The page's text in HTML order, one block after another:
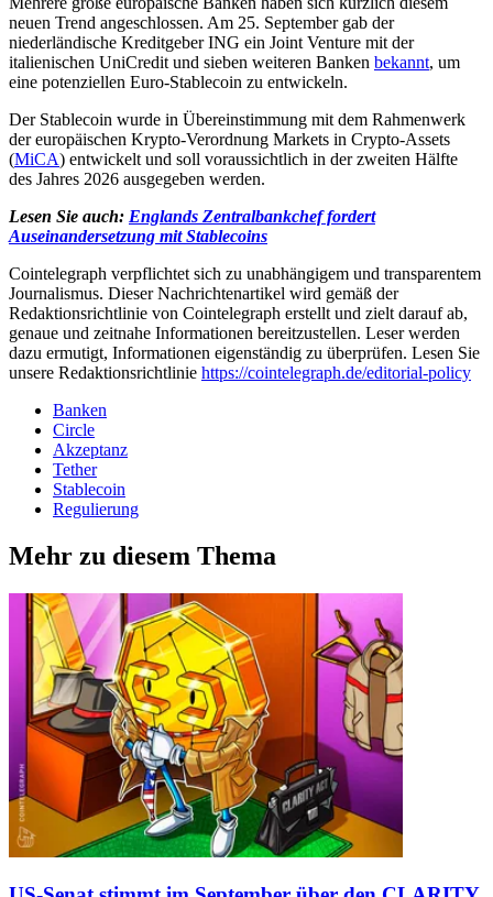
neuen Trend angeschlossen. Am 25. September gab der
niederländische Kreditgeber ING ein Joint Venture mit der
italienischen UniCredit und sieben weiteren Banken bekannt, um
eine potenziellen Euro-Stablecoin zu entwickeln.
Der Stablecoin wurde in Übereinstimmung mit dem Rahmenwerk
der europäischen Krypto-Verordnung Markets in Crypto-Assets
(MiCA) entwickelt und soll voraussichtlich in der zweiten Hälfte
des Jahres 2026 ausgegeben werden.
Lesen Sie auch: Englands Zentralbankchef fordert
Auseinandersetzung mit Stablecoins
Cointelegraph verpflichtet sich zu unabhängigem und transparentem
Journalismus. Dieser Nachrichtenartikel wird gemäß der
Redaktionsrichtlinie von Cointelegraph erstellt und zielt darauf ab,
genaue und zeitnahe Informationen bereitzustellen. Leser werden
dazu ermutigt, Informationen eigenständig zu überprüfen. Lesen Sie
unsere Redaktionsrichtlinie https://cointelegraph.de/editorial-policy
Banken
Circle
Akzeptanz
Tether
Stablecoin
Regulierung
Mehr zu diesem Thema